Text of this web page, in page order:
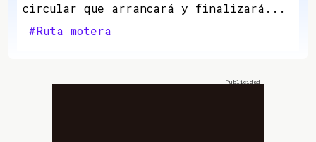
circular que arrancará y finalizará...
#Ruta motera